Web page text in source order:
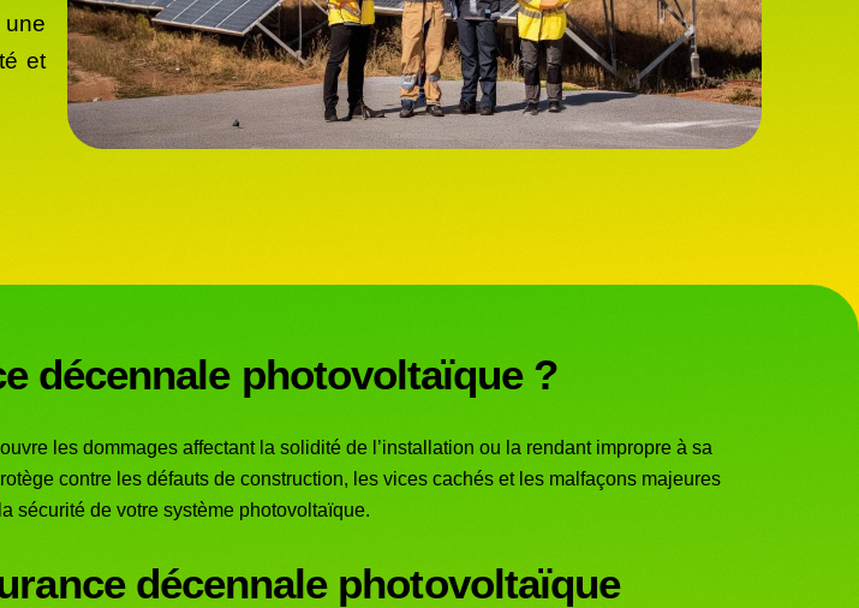
et
décennale photovoltaïque ?
les dommages affectant la solidité de l’installation ou la rendant impropre à sa
contre les défauts de construction, les vices cachés et les malfaçons majeures
sécurité de votre système photovoltaïque.
décennale photovoltaïque